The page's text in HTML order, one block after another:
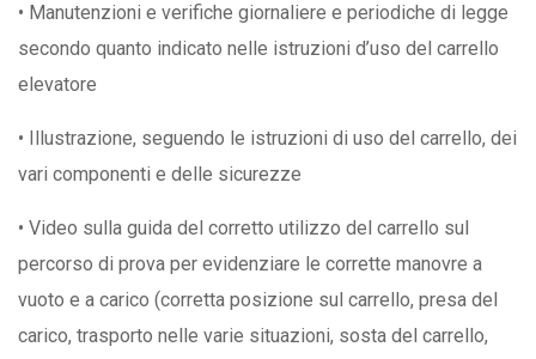
• Manutenzioni e verifiche giornaliere e periodiche di legge
secondo quanto indicato nelle istruzioni d’uso del carrello
elevatore
• Illustrazione, seguendo le istruzioni di uso del carrello, dei
vari componenti e delle sicurezze
• Video sulla guida del corretto utilizzo del carrello sul
percorso di prova per evidenziare le corrette manovre a
vuoto e a carico (corretta posizione sul carrello, presa del
carico, trasporto nelle varie situazioni, sosta del carrello,